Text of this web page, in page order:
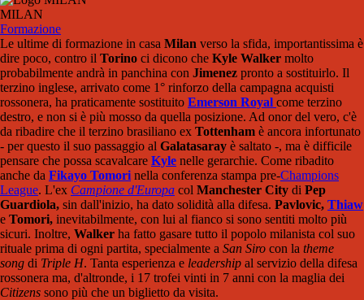
MILAN
Formazione
Le ultime di formazione in casa Milan verso la sfida, importantissima è
dire poco, contro il Torino ci dicono che Kyle Walker molto
probabilmente andrà in panchina con Jimenez pronto a sostituirlo. Il
terzino inglese, arrivato come 1° rinforzo della campagna acquisti
rossonera, ha praticamente sostituito Emerson Royal come terzino
destro, e non si è più mosso da quella posizione. Ad onor del vero, c'è
da ribadire che il terzino brasiliano ex Tottenham è ancora infortunato
- per questo il suo passaggio al Galatasaray è saltato -, ma è difficile
pensare che possa scavalcare Kyle nelle gerarchie. Come ribadito
anche da Fikayo Tomori nella conferenza stampa pre-Champions
League. L'ex Campione d'Europa col Manchester City di Pep
Guardiola, sin dall'inizio, ha dato solidità alla difesa. Pavlovic, Thiaw
e Tomori, inevitabilmente, con lui al fianco si sono sentiti molto più
sicuri. Inoltre, Walker ha fatto gasare tutto il popolo milanista col suo
rituale prima di ogni partita, specialmente a San Siro con la theme
song di Triple H. Tanta esperienza e leadership al servizio della difesa
rossonera ma, d'altronde, i 17 trofei vinti in 7 anni con la maglia dei
Citizens sono più che un biglietto da visita.